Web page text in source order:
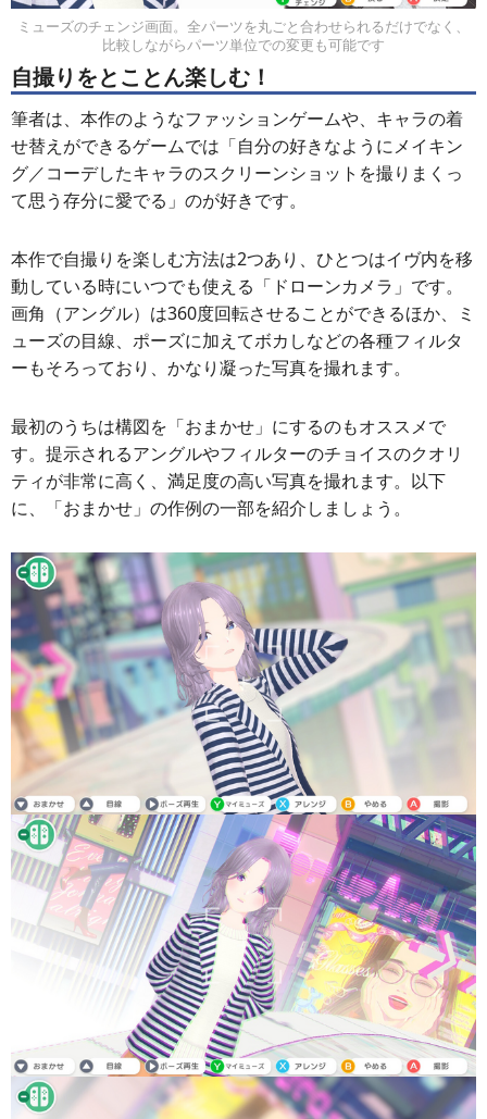
ミューズのチェンジ画面。全パーツを丸ごと合わせられるだけでなく、
比較しながらパーツ単位での変更も可能です
自撮りをとことん楽しむ！
筆者は、本作のようなファッションゲームや、キャラの着
せ替えができるゲームでは「自分の好きなようにメイキン
グ／コーデしたキャラのスクリーンショットを撮りまくっ
て思う存分に愛でる」のが好きです。
本作で自撮りを楽しむ方法は2つあり、ひとつはイヴ内を移
動している時にいつでも使える「ドローンカメラ」です。
画角（アングル）は360度回転させることができるほか、ミ
ューズの目線、ポーズに加えてボカしなどの各種フィルタ
ーもそろっており、かなり凝った写真を撮れます。
最初のうちは構図を「おまかせ」にするのもオススメで
す。提示されるアングルやフィルターのチョイスのクオリ
ティが非常に高く、満足度の高い写真を撮れます。以下
に、「おまかせ」の作例の一部を紹介しましょう。